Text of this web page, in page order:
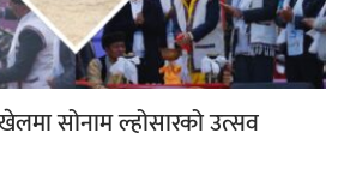
सोनाम ल्होसारको उत्सव